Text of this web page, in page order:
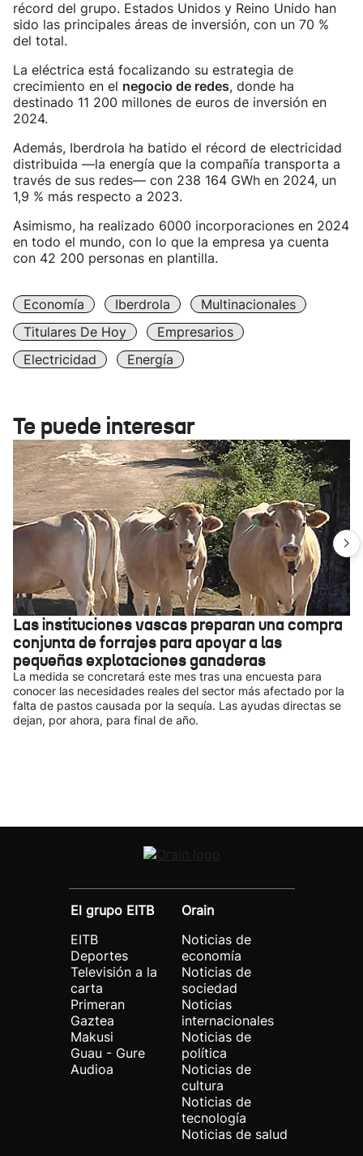
récord del grupo. Estados Unidos y Reino Unido han
sido las principales áreas de inversión, con un 70 %
del total.
La eléctrica está focalizando su estrategia de
crecimiento en el negocio de redes, donde ha
destinado 11 200 millones de euros de inversión en
2024.
Además, Iberdrola ha batido el récord de electricidad
distribuida —la energía que la compañía transporta a
través de sus redes— con 238 164 GWh en 2024, un
1,9 % más respecto a 2023.
Asimismo, ha realizado 6000 incorporaciones en 2024
en todo el mundo, con lo que la empresa ya cuenta
con 42 200 personas en plantilla.
Economía Iberdrola
Multinacionales
Titulares De Hoy
Empresarios
Electricidad
Energía
Te puede interesar
Las instituciones vascas preparan una compra
conjunta de forrajes para apoyar a las
pequeñas explotaciones ganaderas
La medida se concretará este mes tras una encuesta para
conocer las necesidades reales del sector más afectado por la
falta de pastos causada por la sequía. Las ayudas directas se
dejan, por ahora, para final de año.
El grupo EITB
EITB
Deportes
Televisión a la
carta
Primeran
Gaztea
Makusi
Guau - Gure
Audioa
Orain
Noticias de
economía
Noticias de
sociedad
Noticias
internacionales
Noticias de
política
Noticias de
cultura
Noticias de
tecnología
Noticias de salud